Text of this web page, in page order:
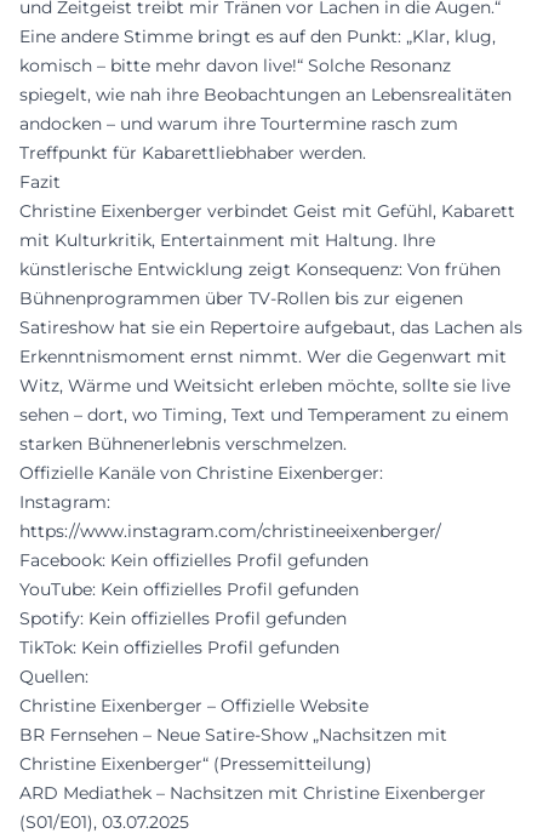
und Zeitgeist treibt mir Tränen vor Lachen in die Augen.“
Eine andere Stimme bringt es auf den Punkt: „Klar, klug,
komisch – bitte mehr davon live!“ Solche Resonanz
spiegelt, wie nah ihre Beobachtungen an Lebensrealitäten
andocken – und warum ihre Tourtermine rasch zum
Treffpunkt für Kabarettliebhaber werden.
Fazit
Christine Eixenberger verbindet Geist mit Gefühl, Kabarett
mit Kulturkritik, Entertainment mit Haltung. Ihre
künstlerische Entwicklung zeigt Konsequenz: Von frühen
Bühnenprogrammen über TV-Rollen bis zur eigenen
Satireshow hat sie ein Repertoire aufgebaut, das Lachen als
Erkenntnismoment ernst nimmt. Wer die Gegenwart mit
Witz, Wärme und Weitsicht erleben möchte, sollte sie live
sehen – dort, wo Timing, Text und Temperament zu einem
starken Bühnenerlebnis verschmelzen.
Offizielle Kanäle von Christine Eixenberger:
Instagram:
https://www.instagram.com/christineeixenberger/
Facebook: Kein offizielles Profil gefunden
YouTube: Kein offizielles Profil gefunden
Spotify: Kein offizielles Profil gefunden
TikTok: Kein offizielles Profil gefunden
Quellen:
Christine Eixenberger – Offizielle Website
BR Fernsehen – Neue Satire-Show „Nachsitzen mit
Christine Eixenberger“ (Pressemitteilung)
ARD Mediathek – Nachsitzen mit Christine Eixenberger
(S01/E01), 03.07.2025